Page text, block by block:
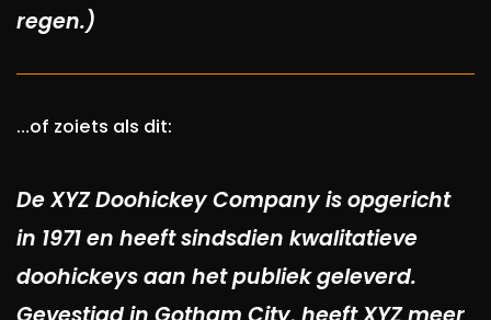
regen.)
…of zoiets als dit:
De XYZ Doohickey Company is opgericht
in 1971 en heeft sindsdien kwalitatieve
doohickeys aan het publiek geleverd.